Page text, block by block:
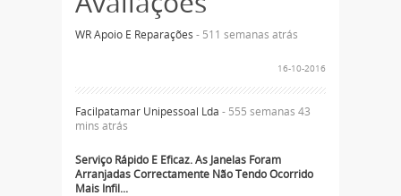
WR Apoio E Reparações - 511 semanas atrás
16-10-2016
Facilpatamar Unipessoal Lda - 555 semanas 43
mins atrás
Serviço Rápido E Eficaz. As Janelas Foram
Arranjadas Correctamente Não Tendo Ocorrido
Mais Infil...